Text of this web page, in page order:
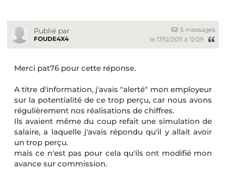
Publié par
FOUDE4X4
5 messages
le 17/12/2011 à 12:09
Merci pat76 pour cette réponse.
A titre d'information, j'avais "alerté" mon employeur
sur la potentialité de ce trop perçu, car nous avons
régulièrement nos réalisations de chiffres.
Ils avaient même du coup refait une simulation de
salaire, a laquelle j'avais répondu qu'il y allait avoir
un trop perçu.
mais ce n'est pas pour cela qu'ils ont modifié mon
avance sur commission.